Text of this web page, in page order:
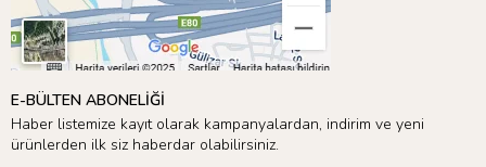
E-BÜLTEN ABONELİĞİ
Haber listemize kayıt olarak kampanyalardan, indirim ve yeni
ürünlerden ilk siz haberdar olabilirsiniz.